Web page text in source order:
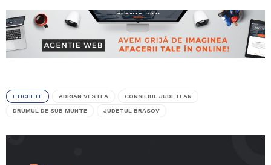
ETICHETE ADRIAN VESTEA CONSILIUL JUDETEAN
DRUMUL DE SUB MUNTE JUDETUL BRASOV